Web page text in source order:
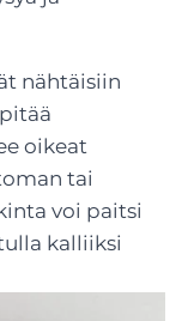
nähtäisiin
oikeat
tai
voi paitsi
kalliiksi